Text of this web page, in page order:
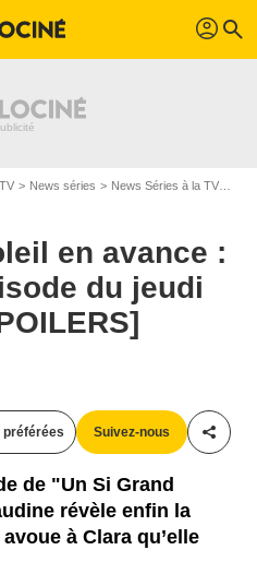
profil search
News séries News Séries à la TV
en avance :
du jeudi
préférées Suivez-nous
de "Un Si Grand
révèle enfin la
à Clara qu’elle